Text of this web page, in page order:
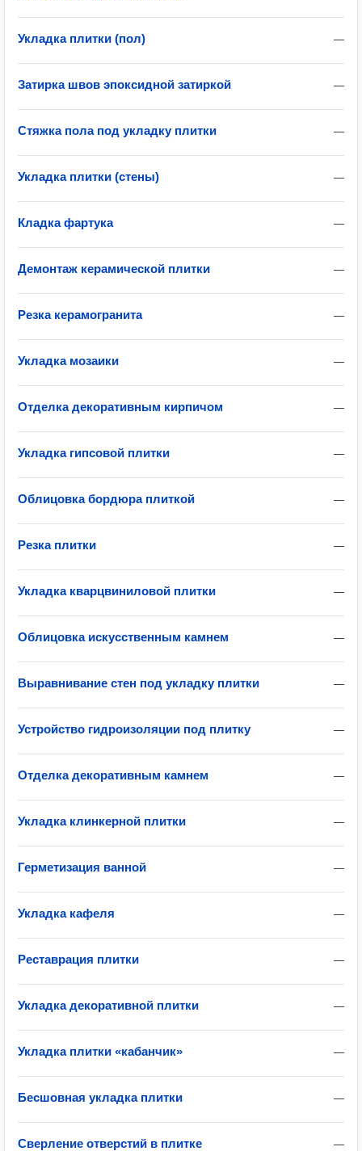
—
Укладка плитки (пол)
—
Затирка швов эпоксидной затиркой
—
Стяжка пола под укладку плитки
—
Укладка плитки (стены)
—
Кладка фартука
—
Демонтаж керамической плитки
—
Резка керамогранита
—
Укладка мозаики
—
Отделка декоративным кирпичом
—
Укладка гипсовой плитки
—
Облицовка бордюра плиткой
—
Резка плитки
—
Укладка кварцвиниловой плитки
—
Облицовка искусственным камнем
—
Выравнивание стен под укладку плитки
—
Устройство гидроизоляции под плитку
—
Отделка декоративным камнем
—
Укладка клинкерной плитки
—
Герметизация ванной
—
Укладка кафеля
—
Реставрация плитки
—
Укладка декоративной плитки
—
Укладка плитки «кабанчик»
—
Бесшовная укладка плитки
—
Сверление отверстий в плитке